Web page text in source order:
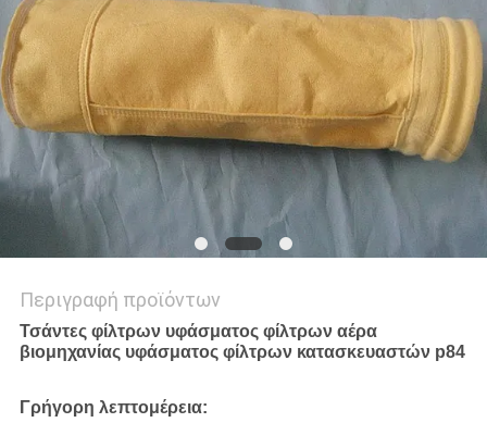
Περιγραφή προϊόντων
Τσάντες φίλτρων υφάσματος φίλτρων αέρα
βιομηχανίας υφάσματος φίλτρων κατασκευαστών p84
Γρήγορη λεπτομέρεια: